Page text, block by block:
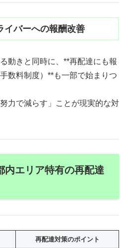
イバーへの報酬改善
動きと同時に、**再配達にも報
数料制度）**も一部で始まりつ
力で減らす」ことが現実的な対
内エリア特有の再配達
再配達対策のポイント